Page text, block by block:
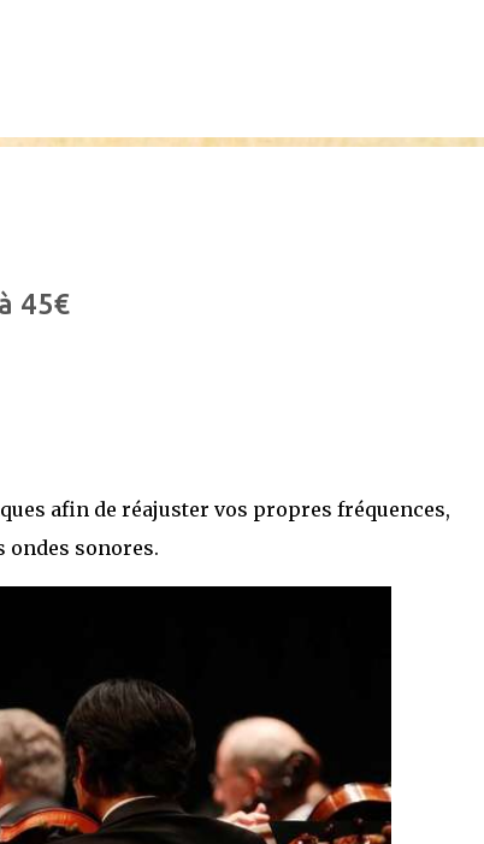
45€
afin de réajuster vos propres fréquences,
ondes sonores.